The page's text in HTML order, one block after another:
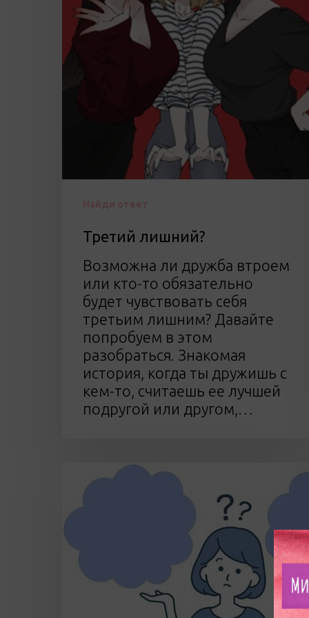
Третий лишний?
Возможна ли дружба втроем
или кто-то обязательно
будет чувствовать себя
третьим лишним? Давайте
попробуем в этом
разобраться. Знакомая
история, когда ты дружишь с
кем-то, считаешь ее лучшей
подругой или другом,…
Правильный
выбор
или
принимать
легко